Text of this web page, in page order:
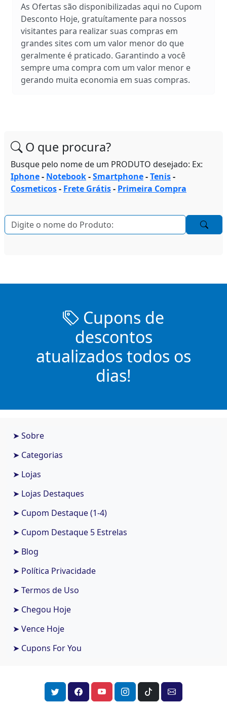
As Ofertas são disponibilizadas aqui no Cupom
Desconto Hoje, gratuítamente para nossos
visitantes para realizar suas compras em
grandes sites com um valor menor do que
geralmente é praticado. Garantindo a você
sempre uma compra com um valor menor e
gerando muita economia em suas compras.
O que procura?
Busque pelo nome de um PRODUTO desejado: Ex:
Iphone- Notebook-Smartphone-Tenis-
Cosmeticos- Frete Grátis- Primeira Compra
Cupons de
descontos
atualizados todos os
dias!
➤ Sobre
➤ Categorias
➤ Lojas
➤ Lojas Destaques
➤ Cupom Destaque (1-4)
➤ Cupom Destaque 5 Estrelas
➤ Blog
➤ Política Privacidade
➤ Termos de Uso
➤ Chegou Hoje
➤ Vence Hoje
➤ Cupons For You